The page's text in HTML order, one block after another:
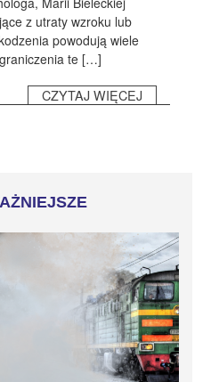
z utraty wzroku lub
powodują wiele
te […]
CZYTAJ WIĘCEJ